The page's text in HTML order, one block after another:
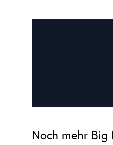
Noch mehr Big